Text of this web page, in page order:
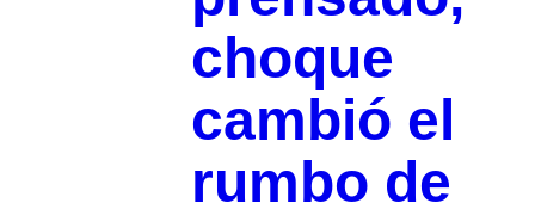
choque
cambió el
rumbo de